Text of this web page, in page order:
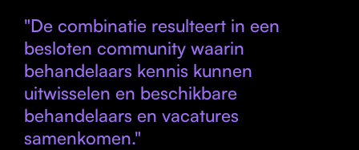
"De combinatie resulteert in een
besloten community waarin
behandelaars kennis kunnen
uitwisselen en beschikbare
behandelaars en vacatures
samenkomen."